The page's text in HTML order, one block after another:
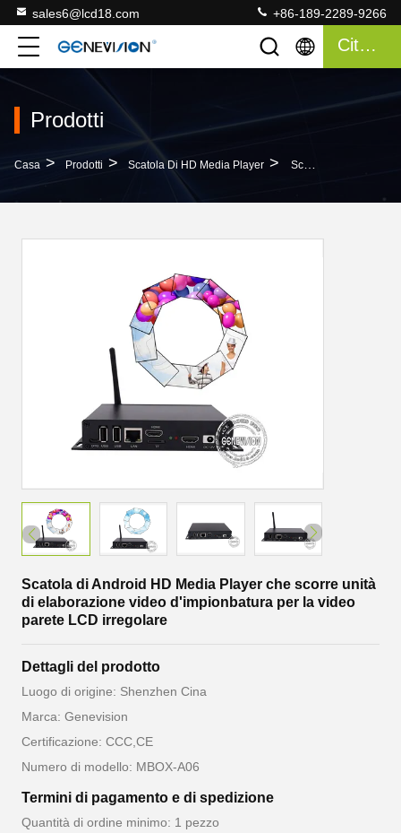
sales6@lcd18.com +86-189-2289-9266
Citazione
Prodotti
Casa > Prodotti > Scatola Di HD Media Player > Scatola Di Android HD Media Player Che Scorre Unità Di Elaborazione Video D'impionbatura Per La Video Parete LCD Irregolare
Scatola di Android HD Media Player che scorre unità
di elaborazione video d'impionbatura per la video
parete LCD irregolare
Dettagli del prodotto
Luogo di origine: Shenzhen Cina
Marca: Genevision
Certificazione: CCC,CE
Numero di modello: MBOX-A06
Termini di pagamento e di spedizione
Quantità di ordine minimo: 1 pezzo